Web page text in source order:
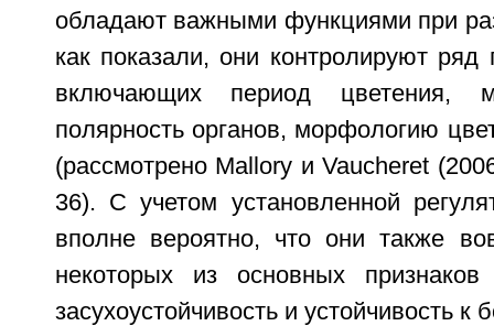
обладают важными функциями при
как показали, они контролируют ряд
включающих период цветения,
полярность органов, морфологию
(рассмотрено Mallory и Vaucheret
36). С учетом установленной
вполне вероятно, что они также
некоторых из основных признаков
засухоустойчивость и устойчивость к